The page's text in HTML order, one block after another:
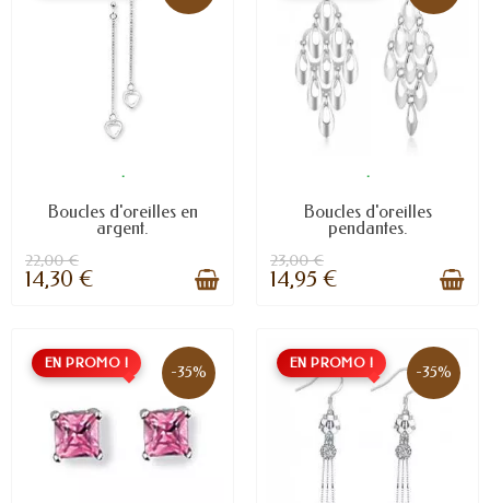
.
Boucles d'oreilles en
argent.
22,00 €
14,30 €
.
Boucles d'oreilles
pendantes.
23,00 €
14,95 €
EN PROMO ! -35% EN PROMO ! -35%